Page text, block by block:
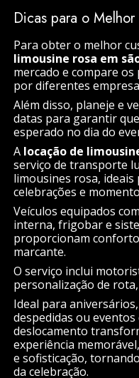
Dicas para o
Para obter o melhor
limousine rosa em
mercado e compare
por diferentes
Além disso, planeje e
datas para garantir
esperado no dia do
A locação de
serviço de transporte
limousines rosa, ideais
celebrações e
Veículos equipados
interna, frigobar e
proporcionam
marcante.
O serviço inclui
personalização de
Ideal para
despedidas ou
deslocamento
experiência
e sofisticação,
da celebração.